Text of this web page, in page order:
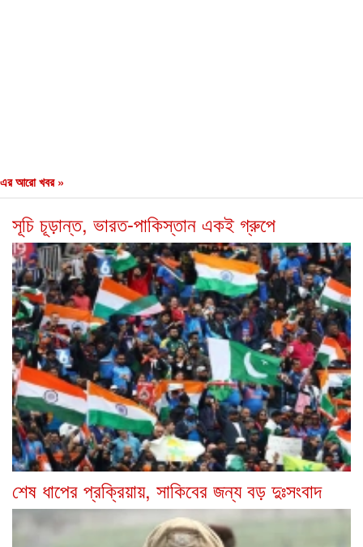
এর আরো খবর »
সূচি চূড়ান্ত, ভারত-পাকিস্তান একই গ্রুপে
শেষ ধাপের প্রক্রিয়ায়, সাকিবের জন্য বড় দুঃসংবাদ